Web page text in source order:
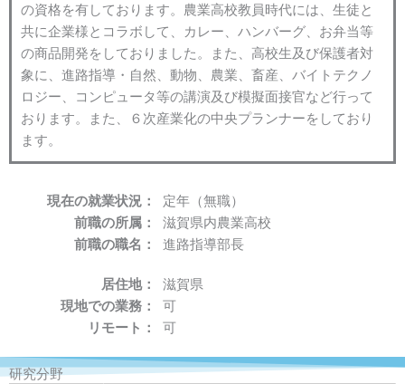
の資格を有しております。農業高校教員時代には、生徒と
共に企業様とコラボして、カレー、ハンバーグ、お弁当等
の商品開発をしておりました。また、高校生及び保護者対
象に、進路指導・自然、動物、農業、畜産、バイトテクノ
ロジー、コンピュータ等の講演及び模擬面接官など行って
おります。また、６次産業化の中央プランナーをしており
ます。
現在の就業状況：
定年（無職）
前職の所属：
滋賀県内農業高校
前職の職名：
進路指導部長
居住地：
滋賀県
現地での業務：
可
リモート：
可
研究分野